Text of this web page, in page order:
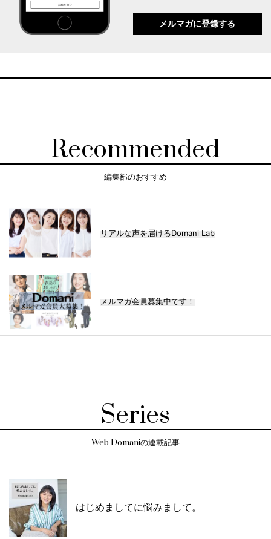
メルマガに登録する
Recommended
編集部のおすすめ
リアルな声を届けるDomani Lab
メルマガ会員募集中です！
Series
Web Domaniの連載記事
はじめましてに悩みまして。